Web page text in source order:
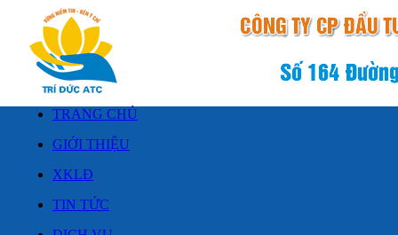
TRANG CHỦ
GIỚI THIỆU
XKLĐ
TIN TỨC